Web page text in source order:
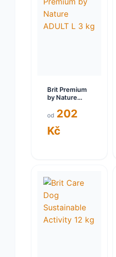
Brit Premium
by Nature
od 202
Kč